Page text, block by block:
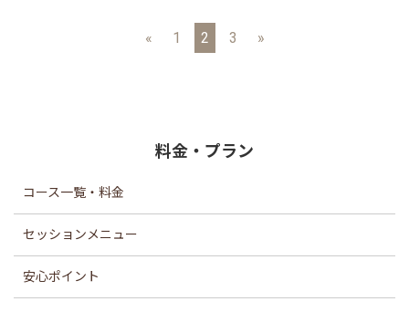
ついて書いて...
« 1 2 3 »
料金・プラン
コース一覧・料金
セッションメニュー
安心ポイント